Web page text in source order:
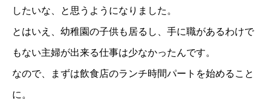
したいな、と思うようになりました。
とはいえ、幼稚園の子供も居るし、手に職があるわけで
もない主婦が出来る仕事は少なかったんです。
なので、まずは飲食店のランチ時間パートを始めること
に。